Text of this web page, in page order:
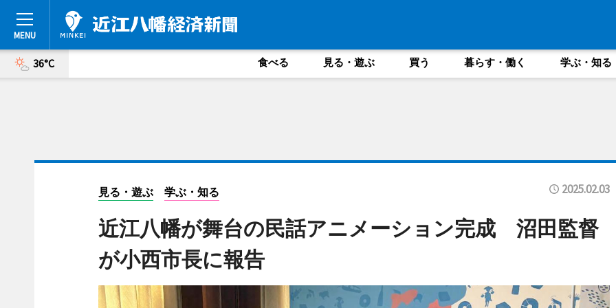
36°C 食べる 見る・遊ぶ 買う 暮らす・働く 学ぶ・知る
見る・遊ぶ 学ぶ・知る 2025.02.03
近江八幡が舞台の民話アニメーション完成 沼田監督
が小西市長に報告